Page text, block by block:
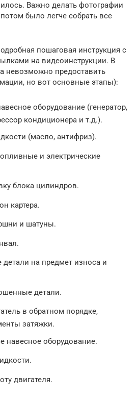
Важно делать фотографии
было легче собрать все
пошаговая инструкция с
на видеоинструкции. В
невозможно предоставить
но вот основные этапы):
оборудование (генератор,
кондиционера и т.д.).
(масло, антифриз).
и электрические
блока цилиндров.
картера.
и шатуны.
детали на предмет износа и
детали.
в обратном порядке,
затяжки.
навесное оборудование.
двигателя.